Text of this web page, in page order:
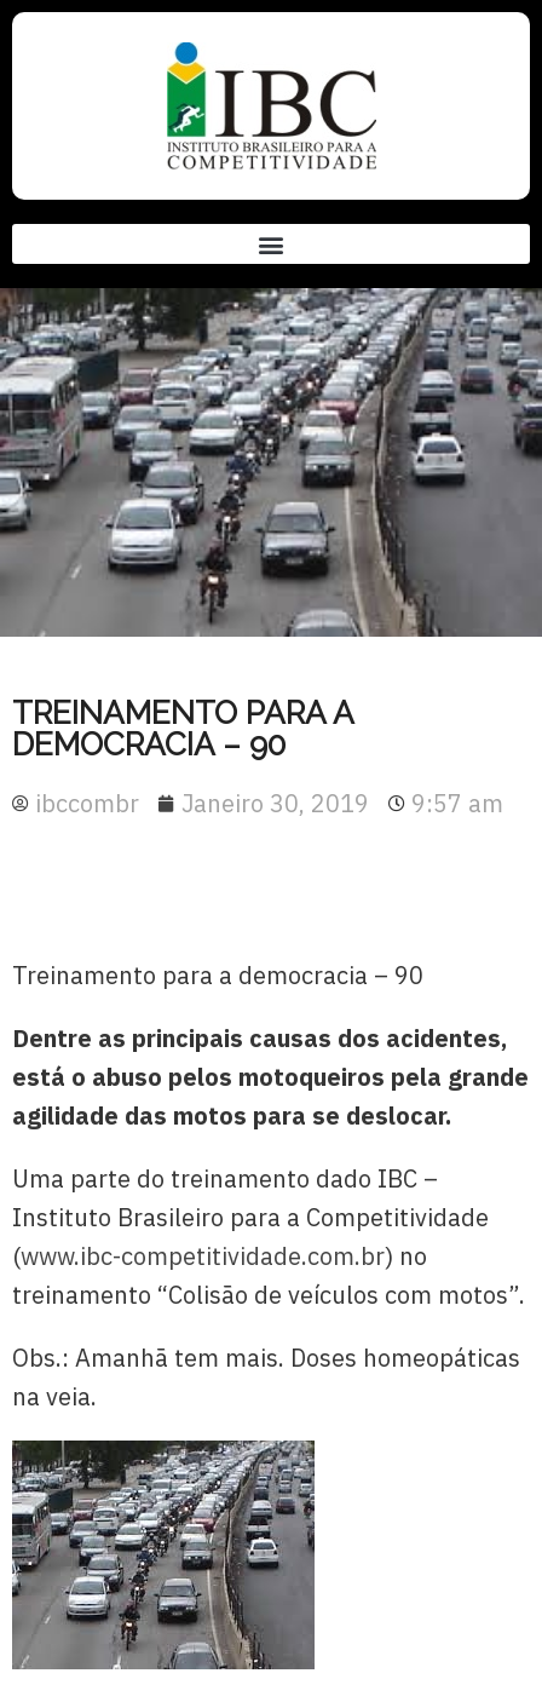
TREINAMENTO PARA A
DEMOCRACIA – 90
ibccombr Janeiro 30, 2019 9:57 am
Treinamento para a democracia – 90
Dentre as principais causas dos acidentes,
está o abuso pelos motoqueiros pela grande
agilidade das motos para se deslocar.
Uma parte do treinamento dado IBC –
Instituto Brasileiro para a Competitividade
(www.ibc-competitividade.com.br) no
treinamento “Colisão de veículos com motos”.
Obs.: Amanhã tem mais. Doses homeopáticas
na veia.